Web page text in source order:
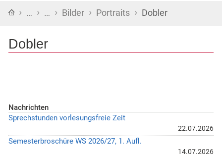
Startseite
› … › … › Bilder › Portraits › Dobler
Dobler
Nachrichten
Sprechstunden vorlesungsfreie Zeit
22.07.2026
Semesterbroschüre WS 2026/27, 1. Aufl.
14.07.2026